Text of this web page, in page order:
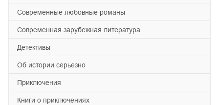
современные любовные романы
современная зарубежная литература
детективы
об истории серьезно
приключения
книги о приключениях